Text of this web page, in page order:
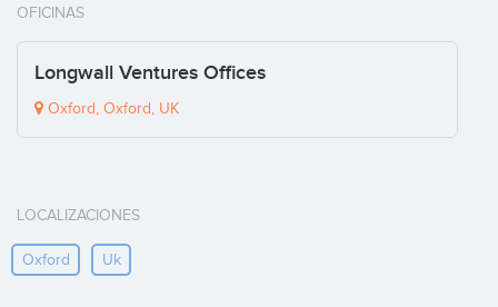
OFICINAS
Longwall Ventures Offices
Oxford, Oxford, UK
LOCALIZACIONES
Oxford Uk